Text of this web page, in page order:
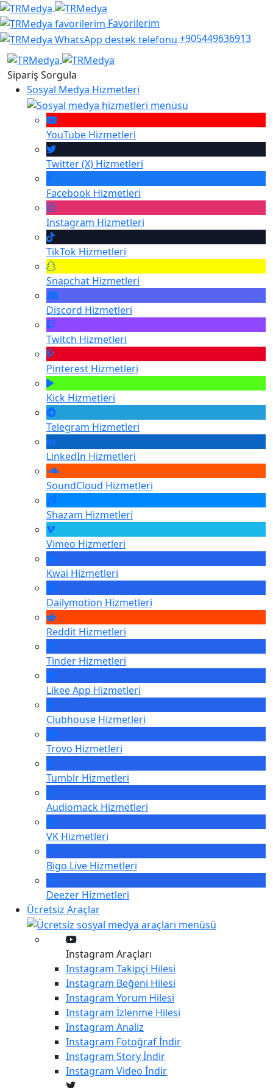
Favorilerim
+905449636913
Sipariş Sorgula
Sosyal Medya Hizmetleri
YouTube Hizmetleri
Twitter (X) Hizmetleri
Facebook Hizmetleri
Instagram Hizmetleri
TikTok Hizmetleri
Snapchat Hizmetleri
Discord Hizmetleri
Twitch Hizmetleri
Pinterest Hizmetleri
Kick Hizmetleri
Telegram Hizmetleri
LinkedIn Hizmetleri
SoundCloud Hizmetleri
Shazam Hizmetleri
Vimeo Hizmetleri
Kwai Hizmetleri
Dailymotion Hizmetleri
Reddit Hizmetleri
Tinder Hizmetleri
Likee App Hizmetleri
Clubhouse Hizmetleri
Trovo Hizmetleri
Tumblr Hizmetleri
Audiomack Hizmetleri
VK Hizmetleri
Bigo Live Hizmetleri
Deezer Hizmetleri
Ücretsiz Araçlar
Instagram Araçları
Instagram Takipçi Hilesi
Instagram Beğeni Hilesi
Instagram Yorum Hilesi
Instagram İzlenme Hilesi
Instagram Analiz
Instagram Fotoğraf İndir
Instagram Story İndir
Instagram Video İndir